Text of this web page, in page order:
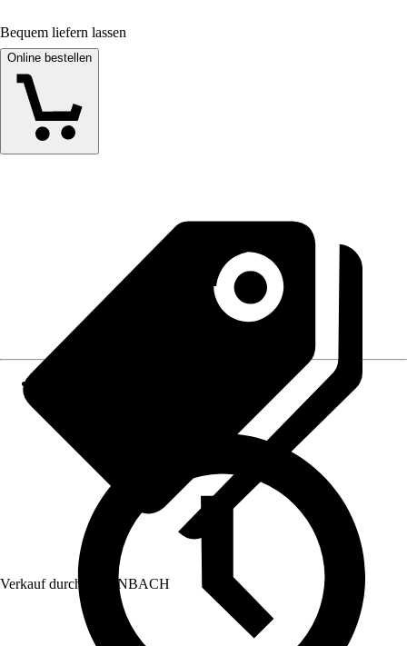
Bequem liefern lassen
Online bestellen
Verkauf durch: HORNBACH